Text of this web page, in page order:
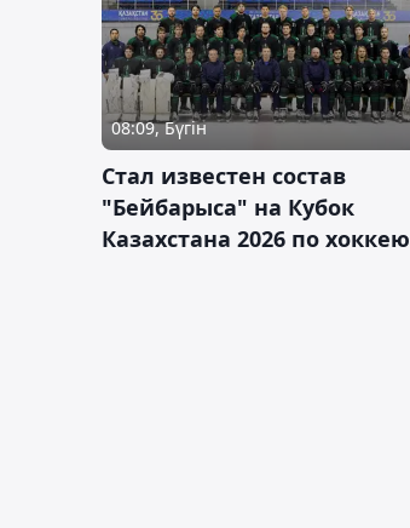
08:09, Бүгін
Стал известен состав
"Бейбарыса" на Кубок
Казахстана 2026 по хоккею